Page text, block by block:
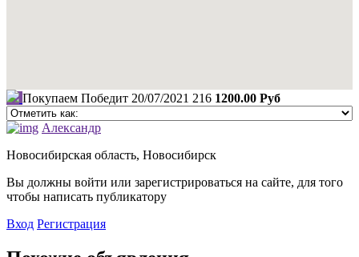
Покупаем Победит 20/07/2021 216 1200.00 Руб
Александр
Новосибирская область, Новосибирск
Вы должны войти или зарегистрироваться на сайте, для того
чтобы написать публикатору
Вход Регистрация